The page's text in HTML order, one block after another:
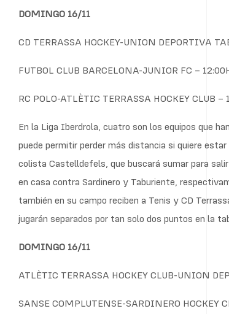
DOMINGO 16/11
CD TERRASSA HOCKEY-UNION DEPORTIVA
FUTBOL CLUB BARCELONA-JUNIOR FC –
RC POLO-ATLÈTIC TERRASSA HOCKEY CLUB –
En la Liga Iberdrola, cuatro son los equipos que
puede permitir perder más distancia si quiere
colista Castelldefels, que buscará sumar para
en casa contra Sardinero y Taburiente,
también en su campo reciben a Tenis y CD
jugarán separados por tan solo dos puntos en la
DOMINGO 16/11
ATLÈTIC TERRASSA HOCKEY CLUB-UNION
SANSE COMPLUTENSE-SARDINERO HOCKEY